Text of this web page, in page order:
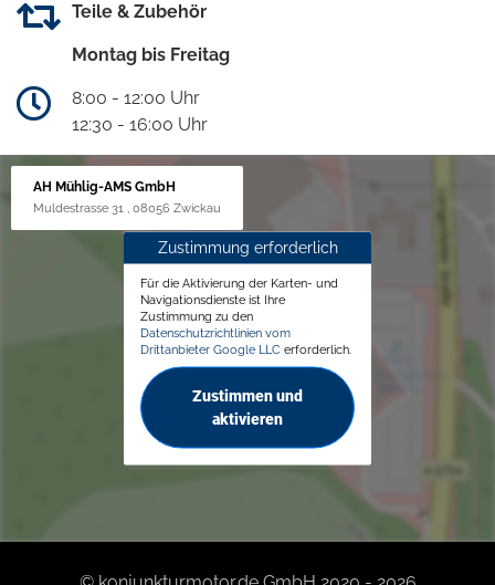
Teile & Zubehör
Montag bis Freitag
8:00 - 12:00 Uhr
12:30 - 16:00 Uhr
AH Mühlig-AMS GmbH
Muldestrasse 31 , 08056 Zwickau
Zustimmung erforderlich
Für die Aktivierung der Karten- und
Navigationsdienste ist Ihre
Zustimmung zu den
Datenschutzrichtlinien vom
Drittanbieter Google LLC erforderlich.
Zustimmen und
aktivieren